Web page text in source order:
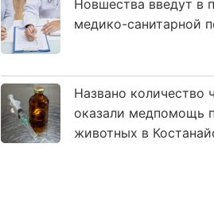
Новшества введут в
медико-санитарной
Названо количество
оказали медпомощь
животных в